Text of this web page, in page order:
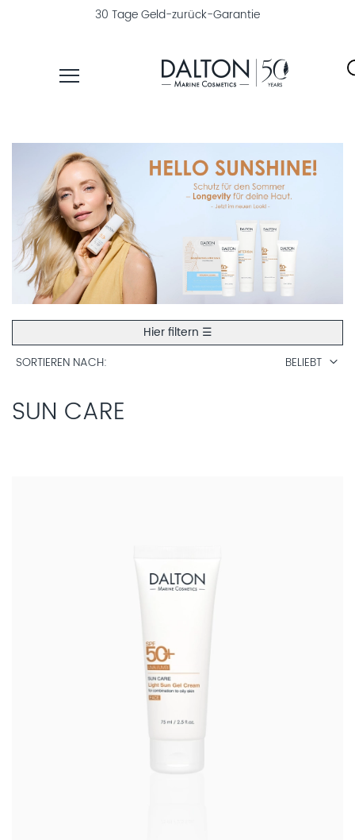
30 Tage Geld-zurück-Garantie
PFLEGELINIEN
PRODUKTFINDER
ÜBER
DALTON
MAGAZIN
INSTITUTSKOSMETIK
SUN CARE
SORTIEREN NACH BELIEBT
Hier filtern ☰